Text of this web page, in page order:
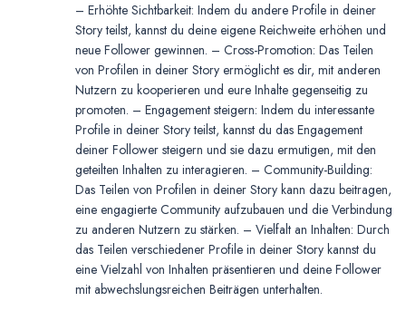
– Erhöhte Sichtbarkeit: Indem du andere Profile in deiner
Story teilst, kannst du deine eigene Reichweite erhöhen und
neue Follower gewinnen. – Cross-Promotion: Das Teilen
von Profilen in deiner Story ermöglicht es dir, mit anderen
Nutzern zu kooperieren und eure Inhalte gegenseitig zu
promoten. – Engagement steigern: Indem du interessante
Profile in deiner Story teilst, kannst du das Engagement
deiner Follower steigern und sie dazu ermutigen, mit den
geteilten Inhalten zu interagieren. – Community-Building:
Das Teilen von Profilen in deiner Story kann dazu beitragen,
eine engagierte Community aufzubauen und die Verbindung
zu anderen Nutzern zu stärken. – Vielfalt an Inhalten: Durch
das Teilen verschiedener Profile in deiner Story kannst du
eine Vielzahl von Inhalten präsentieren und deine Follower
mit abwechslungsreichen Beiträgen unterhalten.